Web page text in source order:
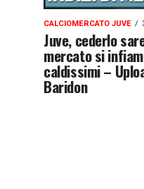
CALCIOMERCATO JUVE
Juve, cederlo
mercato si
caldissimi –
Baridon